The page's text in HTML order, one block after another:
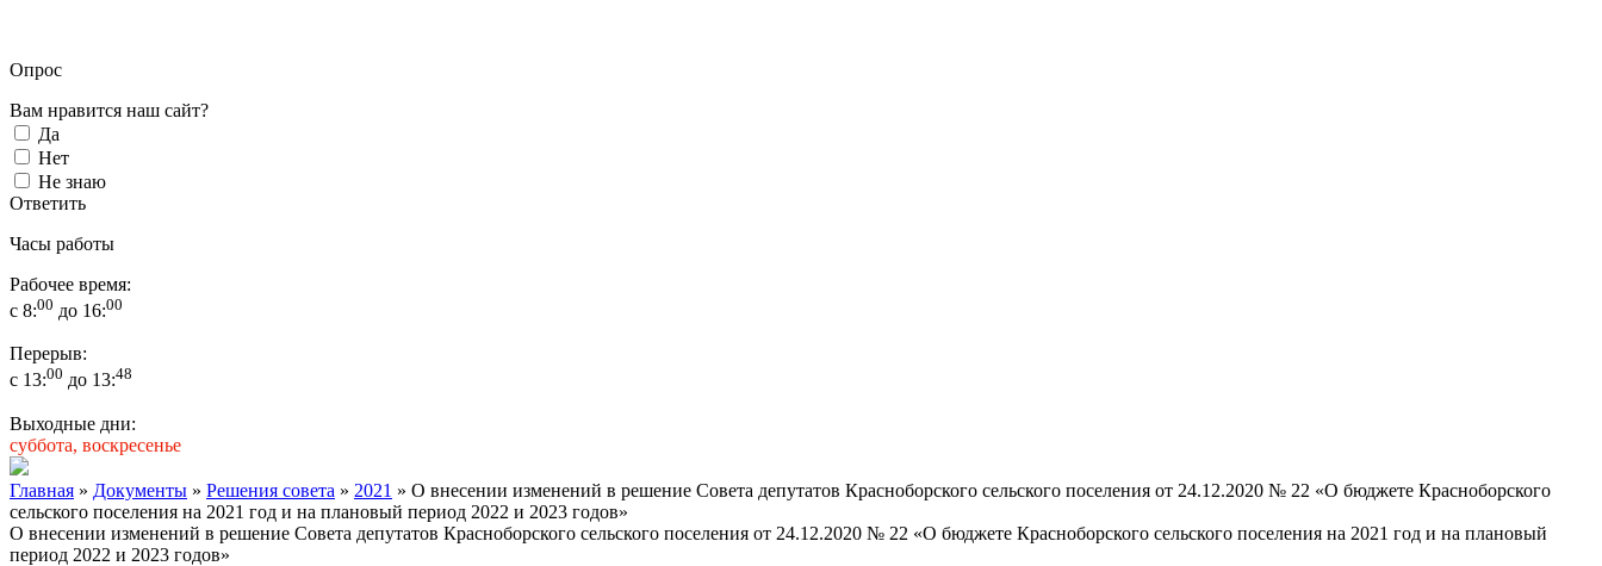
Опрос
Вам нравится наш сайт?
Да
Нет
Не знаю
Ответить
Часы работы
Рабочее время:
с 8:00 до 16:00
Перерыв:
с 13:00 до 13:48
Выходные дни:
суббота, воскресенье
Главная » Документы » Решения совета » 2021 » О внесении изменений в решение Совета депутатов Красноборского сельского поселения от 24.12.2020 № 22 «О бюджете Красноборского
сельского поселения на 2021 год и на плановый период 2022 и 2023 годов»
О внесении изменений в решение Совета депутатов Красноборского сельского поселения от 24.12.2020 № 22 «О бюджете Красноборского сельского поселения на 2021 год и на плановый
период 2022 и 2023 годов»